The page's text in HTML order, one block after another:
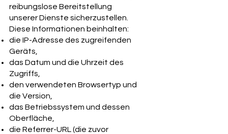
reibungslose Bereitstellung
unserer Dienste sicherzustellen.
Diese Informationen beinhalten:
die IP-Adresse des zugreifenden
Geräts,
das Datum und die Uhrzeit des
Zugriffs,
den verwendeten Browsertyp und
die Version,
das Betriebssystem und dessen
Oberfläche,
die Referrer-URL (die zuvor